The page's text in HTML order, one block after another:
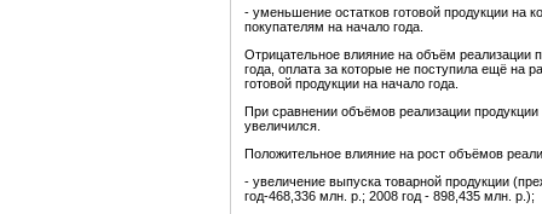
- уменьшение остатков готовой продукции на
покупателям на начало года.
Отрицательное влияние на объём реализации
года, оплата за которые не поступила ещё на
готовой продукции на начало года.
При сравнении объёмов реализации
увеличился.
Положительное влияние на рост объёмов
- увеличение выпуска товарной продукции
год-468,336 млн. р.; 2008 год - 898,435 млн. р.);